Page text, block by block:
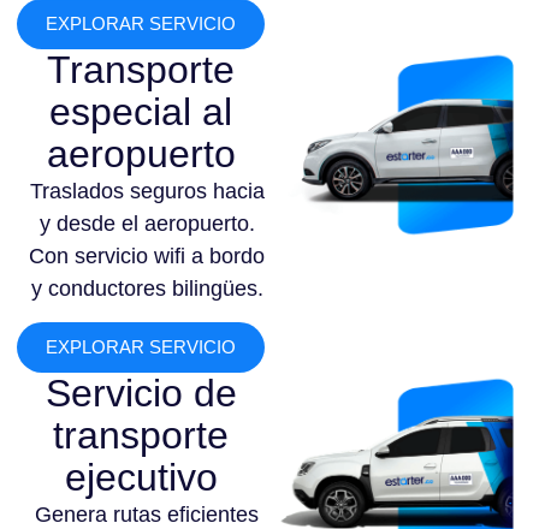
EXPLORAR SERVICIO
Transporte
especial al
aeropuerto
Traslados seguros hacia
y desde el aeropuerto.
Con servicio wifi a bordo
y conductores bilingües.
EXPLORAR SERVICIO
Servicio de
transporte
ejecutivo
Genera rutas eficientes